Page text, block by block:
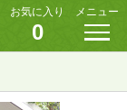
お気に入り
0
メニュー